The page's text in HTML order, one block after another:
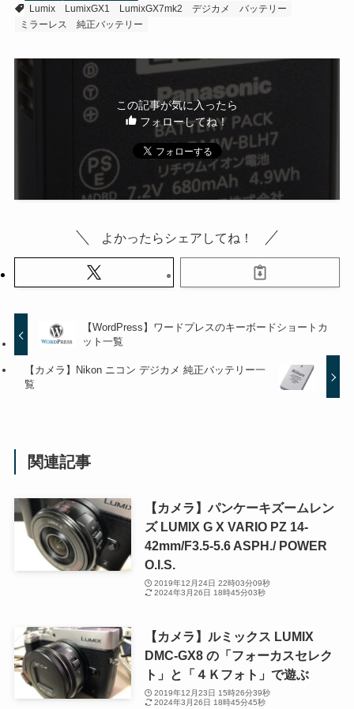
Lumix
LumixGX1 LumixGX7mk2 デジカメ
バッテリー
ミラーレス
純正バッテリー
この記事が気に入ったら
フォローしてね！
よかったらシェアしてね！
【WordPress】ワードプレスのキーボードショートカ
ット一覧
【カメラ】Nikon ニコン デジカメ 純正バッテリー一
覧
関連記事
【カメラ】パンケーキズームレン
ズ LUMIX G X VARIO PZ 14-
42mm/F3.5-5.6 ASPH./ POWER
O.I.S.
2019年12月24日 22時03分09秒
2024年3月26日 18時45分03秒
【カメラ】ルミックス LUMIX
DMC-GX8 の「フォーカスセレク
ト」と「４Ｋフォト」で遊ぶ
2019年12月23日 15時26分39秒
2024年3月26日 18時45分45秒